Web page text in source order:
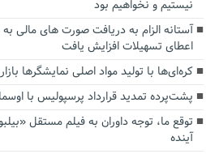
نیستیم و نخواهیم بود
اعطای تسهیلات افزایش یافت
کره‌ای‌ها با تولید مواد اصلی نمایشگرها
پشت‌پرده تمدید قرارداد پرسپولیس با
توقع ما، توجه داوران به فیلم مستقل
آینده